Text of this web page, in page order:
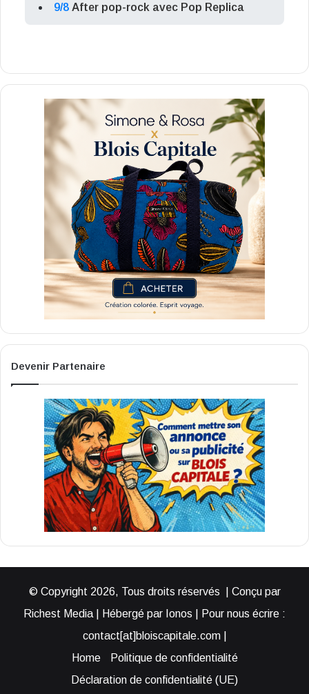
9/8 After pop-rock avec Pop Replica
Devenir Partenaire
© Copyright 2026, Tous droits réservés | Conçu par
Richest Media | Hébergé par Ionos | Pour nous écrire :
contact[at]bloiscapitale.com |
Home
Politique de confidentialité
Déclaration de confidentialité (UE)